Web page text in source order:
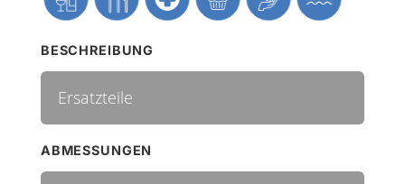
BESCHREIBUNG
Ersatzteile
ABMESSUNGEN